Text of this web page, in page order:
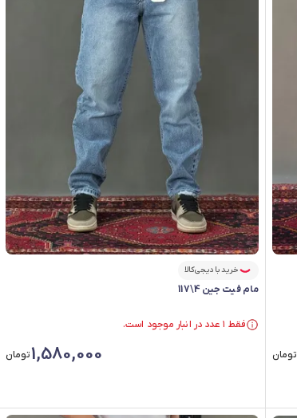
تومان
خرید با دیجی‌کالا
مام فیت جین 4\117
در سبد خرید بیش از ۴۰ نفر.
1,580,000تومان